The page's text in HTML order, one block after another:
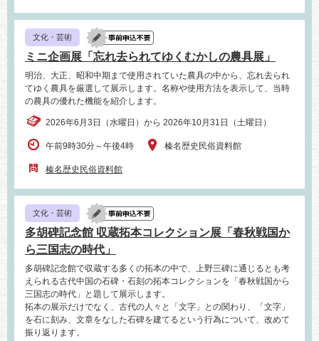
文化・芸術
ミニ企画展「忘れ去られてゆくむかしの農具展」
明治、大正、昭和中期まで使用されていた農具の中から、忘れ去られ
てゆく農具を厳選して展示します。名称や使用方法を表示して、当時
の農具の優れた機能を紹介します。
2026年6月3日（水曜日）から 2026年10月31日（土曜日）
午前9時30分～午後4時 榛名歴史民俗資料館
榛名歴史民俗資料館
文化・芸術
多胡碑記念館 収蔵拓本コレクション展「春秋戦国か
ら三国志の時代」
多胡碑記念館で収蔵する多くの拓本の中で、上野三碑に通じるとも考
えられる古代中国の石碑・石刻の拓本コレクションを「春秋戦国から
三国志の時代」と題して展示します。
拓本の展示だけでなく、古代の人々と「文字」との関わり、「文字」
を石に刻み、文章をなした石碑を建てるという行為について、改めて
振り返ります。